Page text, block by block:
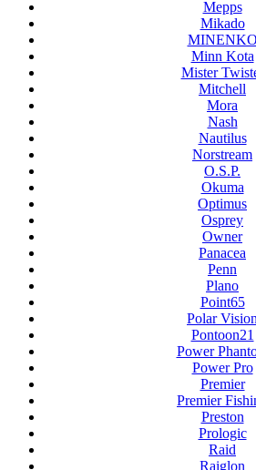
Mepps
Mikado
MINENKO
Minn Kota
Mister
Mitchell
Mora
Nash
Nautilus
Norstream
O.S.P.
Okuma
Optimus
Osprey
Owner
Panacea
Penn
Plano
Point65
Polar Vision
Pontoon21
Power
Power Pro
Premier
Premier
Preston
Prologic
Raid
Raiglon